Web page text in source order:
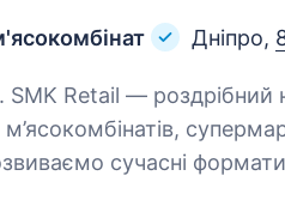
Дніпро,
сучасні формати